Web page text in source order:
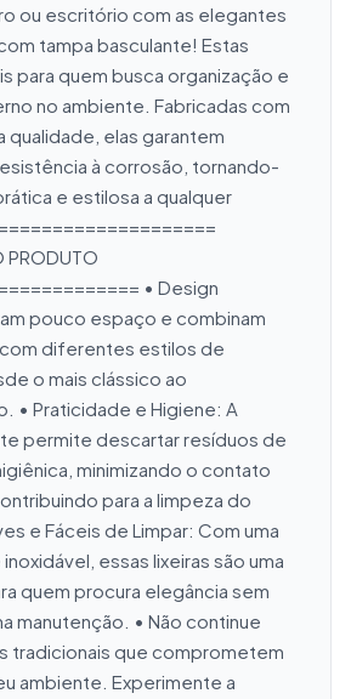
ou escritório com as elegantes
tampa basculante! Estas
para quem busca organização e
no ambiente. Fabricadas com
qualidade, elas garantem
à corrosão, tornando-
e estilosa a qualquer
PRODUTO
• Design
pouco espaço e combinam
diferentes estilos de
o mais clássico ao
• Praticidade e Higiene: A
permite descartar resíduos de
minimizando o contato
para a limpeza do
e Fáceis de Limpar: Com uma
essas lixeiras são uma
quem procura elegância sem
manutenção. • Não continue
tradicionais que comprometem
ambiente. Experimente a